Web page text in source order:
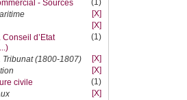
- Sources
(1)
[X]
[X]
Conseil d’Etat
(1)
Tribunat (1800-1807)
[X]
[X]
civile
(1)
[X]